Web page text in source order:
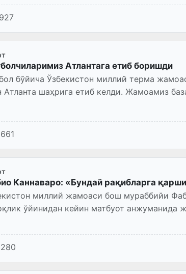
Атлантага етиб боришди
бўйича Ўзбекистон миллий терма
Атланта шаҳрига етиб келди. Жамоамиз
Каннаваро: «Бундай рақибларга
миллий жамоаси бош мураббийи
ўйинидан кейин матбуот анжуманида